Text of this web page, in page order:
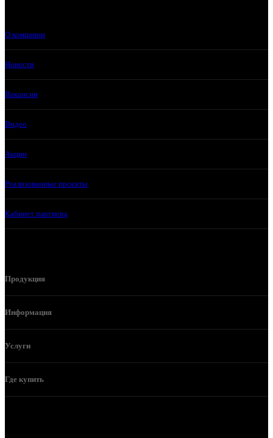
О компании
Новости
Вакансии
Видео
Акции
Реализованные проекты
Кабинет партнера
Продукция
Информация
Услуги
Где купить